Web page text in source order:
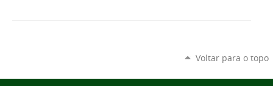
Voltar para o topo